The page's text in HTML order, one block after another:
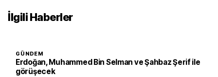
İlgili Haberler
GÜNDEM
Erdoğan, Muhammed Bin Selman ve Şahbaz Şerif ile
görüşecek